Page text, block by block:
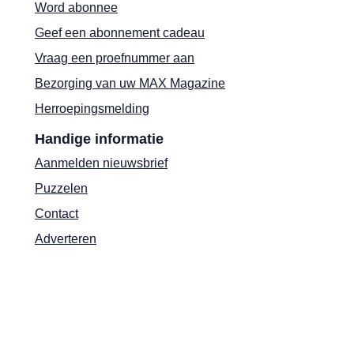
Word abonnee
Geef een abonnement cadeau
Vraag een proefnummer aan
Bezorging van uw MAX Magazine
Herroepingsmelding
Handige informatie
Aanmelden nieuwsbrief
Puzzelen
Contact
Adverteren